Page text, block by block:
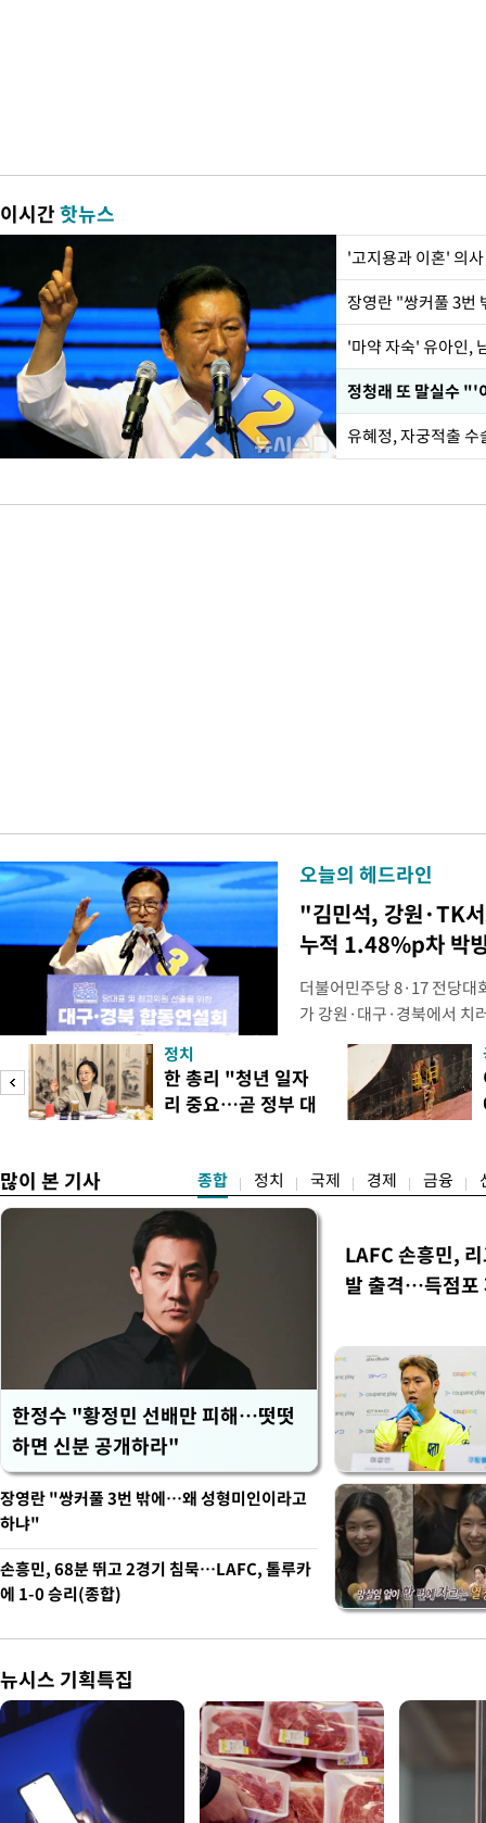
이시간핫뉴스
'고지용과 이혼' 의
'마약 자숙' 유아인,
정청래 또 말실수
유혜정, 자궁적출
오늘의 헤드라인
"김민석, 강원·TK
누적 1.48%p차 박
더불어민주당 8·17 전당대
가 강원·대구·경북에서 치
48.54%(1만8977표)를 얻
를 1622표(4.14%p) 차로
·인천 권리당원 투표에서
적 합산(가중치 미반영)에
정치
한 총리 "청년 일자
리 중요…곧 정부 대
많이 본 기사 종합 정치 국제 경제 금융
한정수 "황정민 선배만 피해…떳떳
하면 신분 공개하라"
LAFC 손흥민,
발 출격…득점포
장영란 "쌍커풀 3번 밖에…왜 성형미인이라고
하냐"
손흥민, 68분 뛰고 2경기 침묵…LAFC, 톨루카
에 1-0 승리(종합)
뉴시스 기획특집